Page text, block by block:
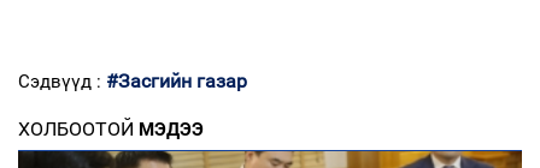
Сэдвүүд : #Засгийн газар
ХОЛБООТОЙ МЭДЭЭ